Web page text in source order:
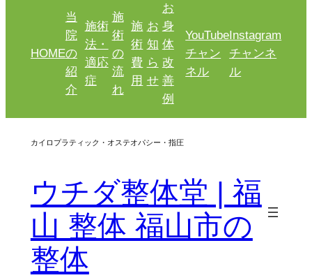
HOME
当
院
の
紹
介
施術
法・
適応
症
施
術
の
流
れ
施
術
費
用
お
知
ら
せ
お
身
体
改
善
例
YouTube
チャン
ネル
Instagram
チャンネ
ル
カイロプラティック・オステオパシー・指圧
ウチダ整体堂 | 福
山 整体 福山市の
整体